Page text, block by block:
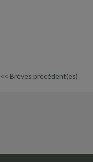
<< Brèves précédent(es)